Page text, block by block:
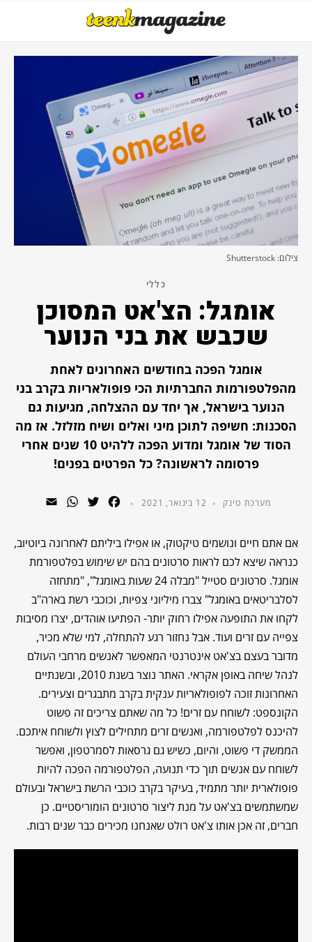
צילום: Shutterstock
כללי
אומגל: הצ'אט המסוכן
שכבש את בני הנוער
אומגל הפכה בחודשים האחרונים לאחת
מהפלטפורמות החברתיות הכי פופולאריות בקרב בני
הנוער בישראל, אך יחד עם ההצלחה, מגיעות גם
הסכנות: חשיפה לתוכן מיני ואלים ושיח מזלזל. אז מה
הסוד של אומגל ומדוע הפכה ללהיט 10 שנים אחרי
פרסומה לראשונה? כל הפרטים בפנים!
מערכת טינק 12 בינואר, 2021 Facebook
Twitter
WhatsApp
אם אתם חיים ונושמים טיקטוק, או אפילו ביליתם לאחרונה ביוטיוב,
כנראה שיצא לכם לראות סרטונים בהם יש שימוש בפלטפורמת
אומגל. סרטונים סטייל "מבלה 24 שעות באומגל", "מתחזה
לסלבריטאים באומגל" צברו מיליוני צפיות, וכוכבי רשת בארה"ב
לקחו את התופעה אפילו רחוק יותר- הפתיעו אוהדים, יצרו מסיבות
צפייה עם זרים ועוד. אבל נחזור רגע להתחלה, למי שלא מכיר,
מדובר בעצם בצ'אט אינטרנטי המאפשר לאנשים מרחבי העולם
לנהל שיחה באופן אקראי. האתר נוצר בשנת 2010, ובשנתיים
האחרונות זוכה לפופולאריות ענקית בקרב מתבגרים וצעירים.
הקונספט: לשוחח עם זרים! כל מה שאתם צריכים זה פשוט
להיכנס לפלטפורמה, ואנשים זרים מתחילים לצוץ ולשוחח איתכם.
הממשק די פשוט, והיום, כשיש גם גרסאות לסמרטפון, ואפשר
לשוחח עם אנשים תוך כדי תנועה, הפלטפורמה הפכה להיות
פופולארית יותר מתמיד, בעיקר בקרב כוכבי הרשת בישראל ובעולם
שמשתמשים בצ'אט על מנת ליצור סרטונים הומוריסטיים. כן
חברים, זה אכן אותו צ'אט רולט שאנחנו מכירים כבר שנים רבות.